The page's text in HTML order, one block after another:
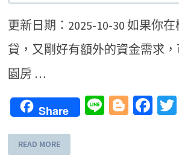
更新日期：2025-10-30 如果你
貸，又剛好有額外的資金需求
園房 …
Share Line
READ MORE